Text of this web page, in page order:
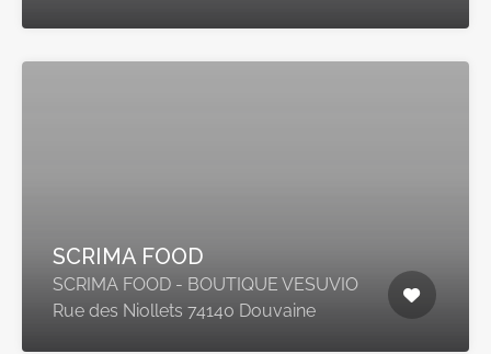
SCRIMA FOOD
SCRIMA FOOD - BOUTIQUE VESUVIO
Rue des Niollets 74140 Douvaine